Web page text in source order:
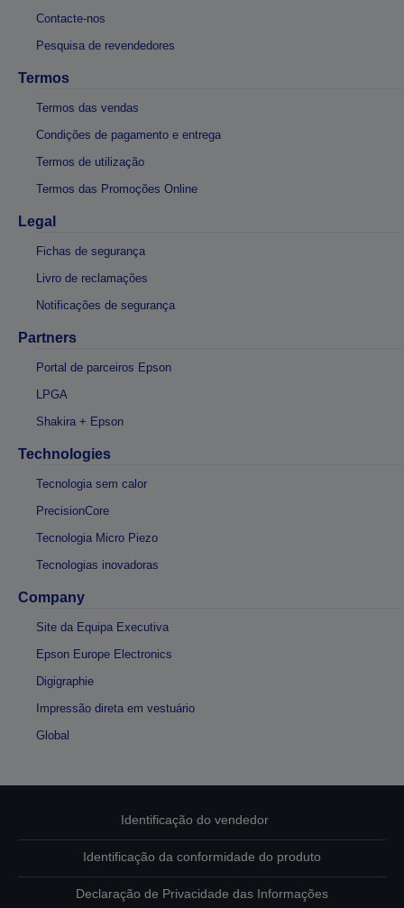
Contacte-nos
Pesquisa de revendedores
Termos
Termos das vendas
Condições de pagamento e entrega
Termos de utilização
Termos das Promoções Online
Legal
Fichas de segurança
Livro de reclamações
Notificações de segurança
Partners
Portal de parceiros Epson
LPGA
Shakira + Epson
Technologies
Tecnologia sem calor
PrecisionCore
Tecnologia Micro Piezo
Tecnologias inovadoras
Company
Site da Equipa Executiva
Epson Europe Electronics
Digigraphie
Impressão direta em vestuário
Global
Identificação do vendedor
Identificação da conformidade do produto
Declaração de Privacidade das Informações